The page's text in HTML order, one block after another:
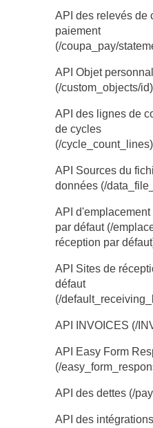
API des relevés de
paiement
(/coupa_pay/
API Objet
(/custom_objects/id)
API des lignes de
de cycles
(/cycle_count_lines)
API Sources du
données (/
API d'emplacement
par défaut (/
réception par
API Sites de
défaut
(/
API INVOICES (/
API Easy Form
(/
API des dettes (/
API des intégrations